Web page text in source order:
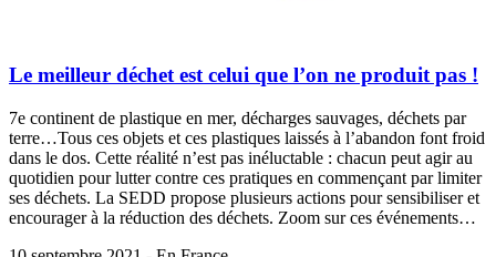
Le meilleur déchet est celui que l’on ne produit pas !
7e continent de plastique en mer, décharges sauvages, déchets par
terre…Tous ces objets et ces plastiques laissés à l’abandon font froid
dans le dos. Cette réalité n’est pas inéluctable : chacun peut agir au
quotidien pour lutter contre ces pratiques en commençant par limiter
ses déchets. La SEDD propose plusieurs actions pour sensibiliser et
encourager à la réduction des déchets. Zoom sur ces événements…